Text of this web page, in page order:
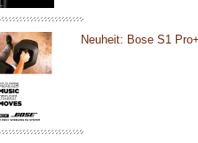
Neuheit: Bose S1